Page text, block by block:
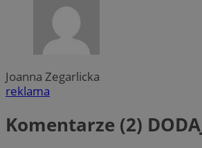
Joanna Zegarlicka
reklama
Komentarze (2)